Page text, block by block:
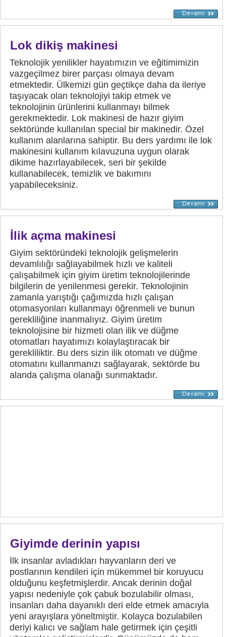
Lok dikiş makinesi
Teknolojik yenilikler hayatımızın ve eğitimimizin
vazgeçilmez birer parçası olmaya devam
etmektedir. Ülkemizi gün geçtikçe daha da ileriye
taşıyacak olan teknolojiyi takip etmek ve
teknolojinin ürünlerini kullanmayı bilmek
gerekmektedir. Lok makinesi de hazır giyim
sektöründe kullanılan special bir makinedir. Özel
kullanım alanlarına sahiptir. Bu ders yardımı ile lok
makinesini kullanım kılavuzuna uygun olarak
dikime hazırlayabilecek, seri bir şekilde
kullanabilecek, temizlik ve bakımını
yapabileceksiniz.
İlik açma makinesi
Giyim sektöründeki teknolojik gelişmelerin
devamlılığı sağlayabilmek hızlı ve kaliteli
çalışabilmek için giyim üretim teknolojilerinde
bilgilerin de yenilenmesi gerekir. Teknolojinin
zamanla yarıştığı çağımızda hızlı çalışan
otomasyonları kullanmayı öğrenmeli ve bunun
gerekliliğine inanmalıyız. Giyim üretim
teknolojisine bir hizmeti olan ilik ve düğme
otomatları hayatımızı kolaylaştıracak bir
gerekliliktir. Bu ders sizin ilik otomatı ve düğme
otomatını kullanmanızı sağlayarak, sektörde bu
alanda çalışma olanağı sunmaktadır.
Giyimde derinin yapısı
İlk insanlar avladıkları hayvanların deri ve
postlarının kendileri için mükemmel bir koruyucu
olduğunu keşfetmişlerdir. Ancak derinin doğal
yapısı nedeniyle çok çabuk bozulabilir olması,
insanları daha dayanıklı deri elde etmek amacıyla
yeni arayışlara yöneltmiştir. Kolayca bozulabilen
deriyi kalıcı ve sağlam hale getirmek için çeşitli